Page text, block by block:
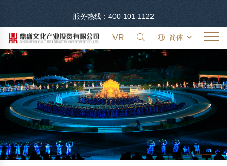
服务热线：400-101-1122
VR 简体